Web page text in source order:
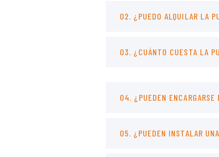
02. ¿PUEDO ALQUILAR LA
03. ¿CUÁNTO CUESTA LA
04. ¿PUEDEN ENCARGARSE
05. ¿PUEDEN INSTALAR